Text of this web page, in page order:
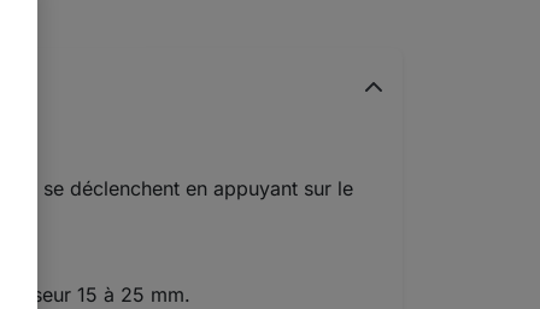
se déclenchent en appuyant sur le
15 à 25 mm.